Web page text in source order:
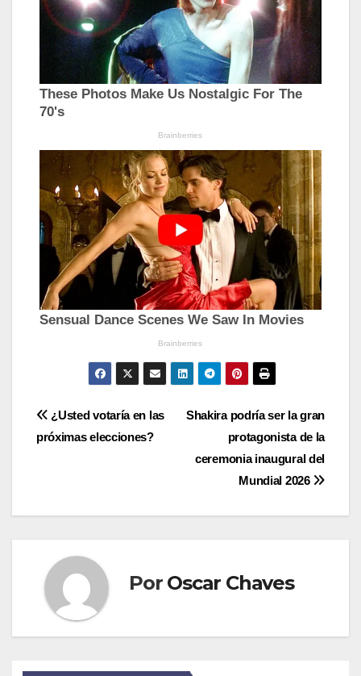
Navegación
de
Shakira podría ser la gran
protagonista de la
ceremonia inaugural del
Mundial 2026
¿Usted votaría en las
próximas elecciones?
Por Oscar Chaves